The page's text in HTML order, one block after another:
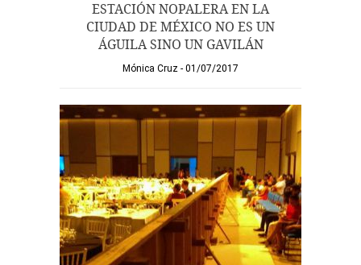
ESTACIÓN NOPALERA EN LA
CIUDAD DE MÉXICO NO ES UN
ÁGUILA SINO UN GAVILÁN
Mónica Cruz 01/07/2017